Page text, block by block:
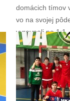
domácich tímov
vo na svojej
vyrovnali na 1:1.